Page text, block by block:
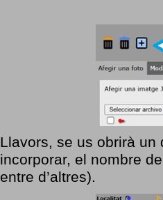
Llavors, se us obrirà
incorporar, el nombre
entre d’altres).